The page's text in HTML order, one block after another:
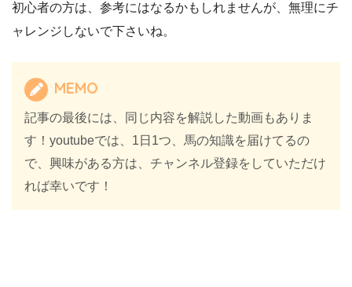
初心者の方は、参考にはなるかもしれませんが、無理にチ
ャレンジしないで下さいね。
MEMO
記事の最後には、同じ内容を解説した動画もありま
す！youtubeでは、1日1つ、馬の知識を届けてるの
で、興味がある方は、チャンネル登録をしていただけ
れば幸いです！